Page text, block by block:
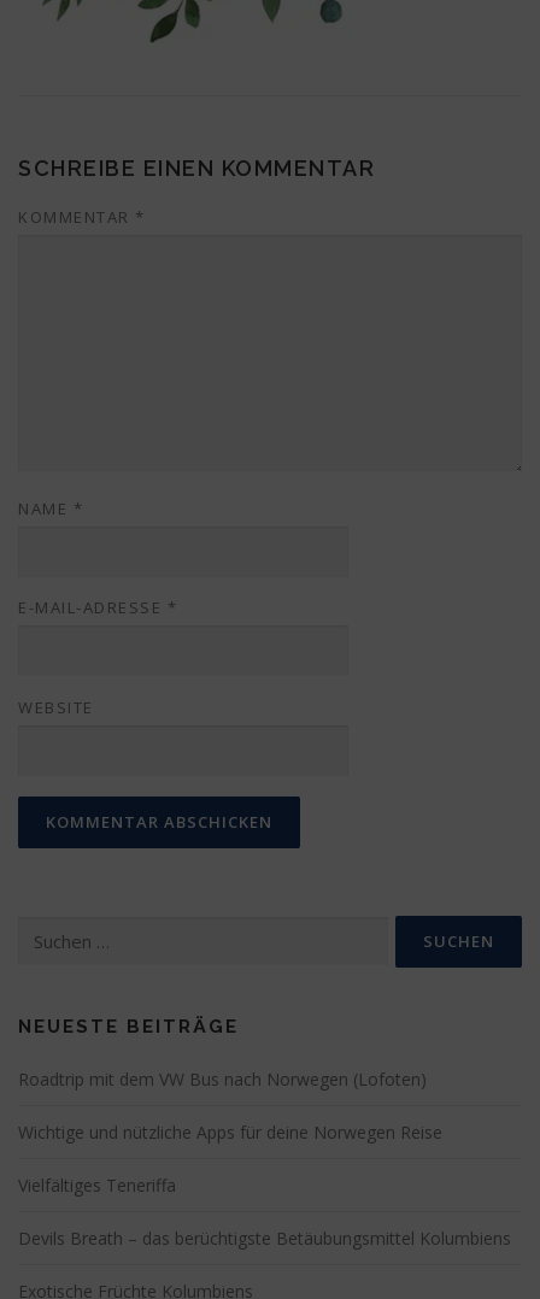
SCHREIBE EINEN KOMMENTAR
KOMMENTAR *
NAME *
E-MAIL-ADRESSE *
WEBSITE
nach:
NEUESTE BEITRÄGE
Roadtrip mit dem VW Bus nach Norwegen (Lofoten)
Wichtige und nützliche Apps für deine Norwegen Reise
Vielfältiges Teneriffa
Devils Breath – das berüchtigste Betäubungsmittel Kolumbiens
Exotische Früchte Kolumbiens